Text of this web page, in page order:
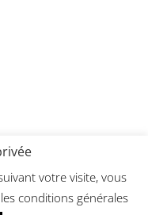
votre visite, vous
conditions générales